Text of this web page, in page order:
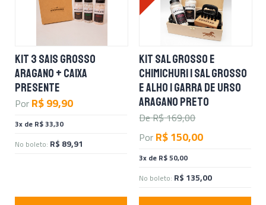
KIT 3 SAIS GROSSO
ARAGANO + CAIXA
PRESENTE
Por R$ 99,90
3x de R$ 33,30
No boleto: R$ 89,91
KIT SAL GROSSO E
CHIMICHURI | SAL GROSSO
E ALHO | GARRA DE URSO
ARAGANO PRETO
De R$169,00
Por R$ 150,00
3x de R$ 50,00
No boleto: R$ 135,00